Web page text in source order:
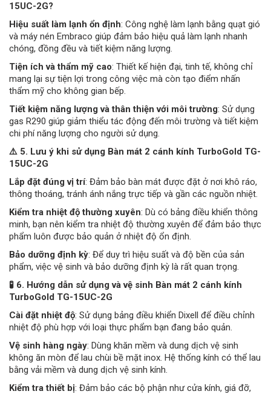
15UC-2G?
Hiệu suất làm lạnh ổn định: Công nghệ làm lạnh bằng quạt gió
và máy nén Embraco giúp đảm bảo hiệu quả làm lạnh nhanh
chóng, đồng đều và tiết kiệm năng lượng.
Tiện ích và thẩm mỹ cao: Thiết kế hiện đại, tinh tế, không chỉ
mang lại sự tiện lợi trong công việc mà còn tạo điểm nhấn
thẩm mỹ cho không gian bếp.
Tiết kiệm năng lượng và thân thiện với môi trường: Sử dụng
gas R290 giúp giảm thiểu tác động đến môi trường và tiết kiệm
chi phí năng lượng cho người sử dụng.
⚠️ 5. Lưu ý khi sử dụng Bàn mát 2 cánh kính TurboGold TG-
15UC-2G
Lắp đặt đúng vị trí: Đảm bảo bàn mát được đặt ở nơi khô ráo,
thông thoáng, tránh ánh nắng trực tiếp và gần các nguồn nhiệt.
Kiểm tra nhiệt độ thường xuyên: Dù có bảng điều khiển thông
minh, bạn nên kiểm tra nhiệt độ thường xuyên để đảm bảo thực
phẩm luôn được bảo quản ở nhiệt độ ổn định.
Bảo dưỡng định kỳ: Để duy trì hiệu suất và độ bền của sản
phẩm, việc vệ sinh và bảo dưỡng định kỳ là rất quan trọng.
🧪 6. Hướng dẫn sử dụng và vệ sinh Bàn mát 2 cánh kính
TurboGold TG-15UC-2G
Cài đặt nhiệt độ: Sử dụng bảng điều khiển Dixell để điều chỉnh
nhiệt độ phù hợp với loại thực phẩm bạn đang bảo quản.
Vệ sinh hàng ngày: Dùng khăn mềm và dung dịch vệ sinh
không ăn mòn để lau chùi bề mặt inox. Hệ thống kính có thể lau
bằng vải mềm và dung dịch vệ sinh kính.
Kiểm tra thiết bị: Đảm bảo các bộ phận như cửa kính, giá đỡ,